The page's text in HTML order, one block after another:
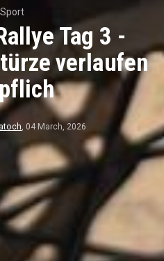
Sport
Tag 3 -
verlaufen
, 04 March, 2026